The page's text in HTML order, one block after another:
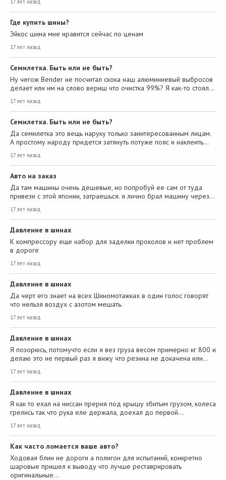
17 лет назад
Где купить шины?
Эйкос шина мне нравится сейчас по ценам
17 лет назад
Семилетка. Быть или не быть?
Ну чегож Bender не посчитал скока наш алюминиевый выбросов
делает или им на слово вериш что очистка 99%? Я как-то стоял…
17 лет назад
Семилетка. Быть или не быть?
Да семилетка это вещь наруку только заинтересованным лицам.
А простому народу придется затянуть потуже пояс и наклеить…
17 лет назад
Авто на заказ
Да там машины очень дешевые, но попробуй ее сам от туда
привези с этой японии, затраешься. я лично брал машину через…
17 лет назад
Давление в шинах
К компрессору еще набор для заделки проколов и нет проблем
в дороге
17 лет назад
Давление в шинах
Да черт его знает на всех Шиномотажках в один голос говорят
что нельзя воздух с азотом мешать.
17 лет назад
Давление в шинах
Я позорюсь, потомучто если я вез груза весом примерно кг 800 и
делаю это не первый раз я вижу что резина не докачена или…
17 лет назад
Давление в шинах
Я как то ехал на ниссан прерия под крышу збитым грузом, колеса
грелись так что рука еле держала, доехал до первой…
17 лет назад
Как часто ломается ваше авто?
Ходовая блин не дороги а полигон для испытаний, конкретно
шаровые пришел к выводу что лучше реставрировать
оригинальные…